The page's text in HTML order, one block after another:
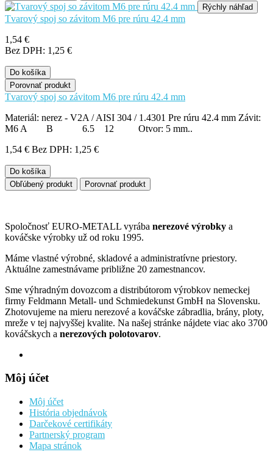
Rýchly náhľad
Tvarový spoj so závitom M6 pre rúru 42.4 mm
1,54 €
Bez DPH: 1,25 €
Do košíka
Porovnať produkt
Tvarový spoj so závitom M6 pre rúru 42.4 mm
Materiál: nerez - V2A / AISI 304 / 1.4301 Pre rúru 42.4 mm Závit:
M6 A B 6.5 12 Otvor: 5 mm..
1,54 € Bez DPH: 1,25 €
Do košíka
Obľúbený produkt
Porovnať produkt
Spoločnosť EURO-METALL vyrába nerezové výrobky a
kováčske výrobky už od roku 1995.
Máme vlastné výrobné, skladové a administratívne priestory.
Aktuálne zamestnávame približne 20 zamestnancov.
Sme výhradným dovozcom a distribútorom výrobkov nemeckej
firmy Feldmann Metall- und Schmiedekunst GmbH na Slovensku.
Zhotovujeme na mieru nerezové a kováčske zábradlia, brány, ploty,
mreže v tej najvyššej kvalite. Na našej stránke nájdete viac ako 3700
kováčskych a nerezových polotovarov.
Môj účet
Môj účet
História objednávok
Darčekové certifikáty
Partnerský program
Mapa stránok